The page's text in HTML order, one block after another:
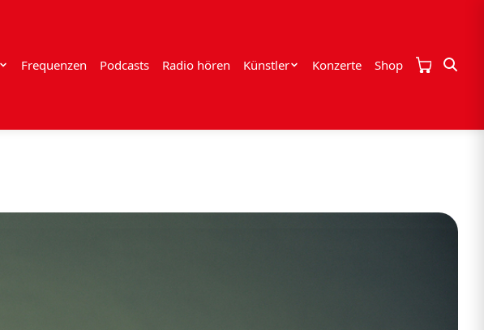
Frequenzen Podcasts Radio hören Künstler Konzerte Shop